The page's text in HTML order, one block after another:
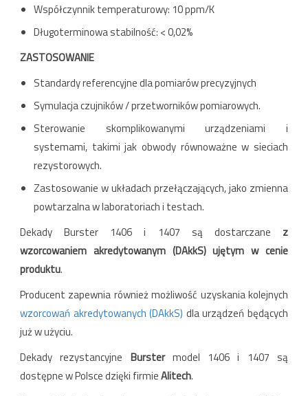
Współczynnik temperaturowy: 10 ppm/K
Długoterminowa stabilność: < 0,02%
ZASTOSOWANIE
Standardy referencyjne dla pomiarów precyzyjnych
Symulacja czujników / przetworników pomiarowych.
Sterowanie skomplikowanymi urządzeniami i
systemami, takimi jak obwody równoważne w sieciach
rezystorowych.
Zastosowanie w układach przełączających, jako zmienna
powtarzalna w laboratoriach i testach.
Dekady Burster 1406 i 1407 są dostarczane z
wzorcowaniem akredytowanym (DAkkS) ujętym w cenie
produktu.
Producent zapewnia również możliwość uzyskania kolejnych
wzorcowań akredytowanych (DAkkS) dla urządzeń będących
już w użyciu.
Dekady rezystancyjne Burstermodel 1406 i 1407 są
dostępne w Polsce dzięki firmieAlitech.